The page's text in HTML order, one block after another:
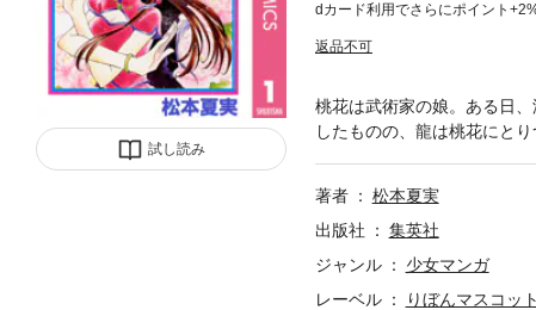
試し読み
dカード利用でさらにポイント
返品不可
桃花は武術家の娘。ある日
したものの、龍は桃花にと
著者
松本夏実
出版社
集英社
ジャンル
少女マンガ
レーベル
りぼんマスコッ